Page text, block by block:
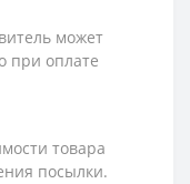
может
при оплате
товара
посылки.